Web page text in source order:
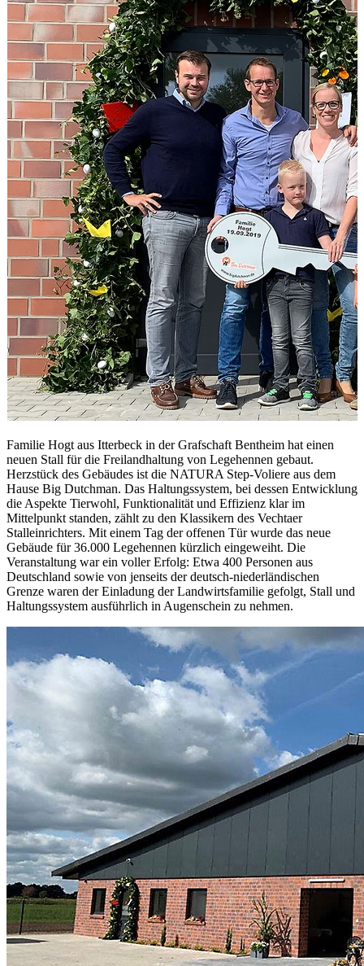
Familie Hogt aus Itterbeck in der Grafschaft Bentheim hat einen
neuen Stall für die Freilandhaltung von Legehennen gebaut.
Herzstück des Gebäudes ist die NATURA Step-Voliere aus dem
Hause Big Dutchman. Das Haltungssystem, bei dessen Entwicklung
die Aspekte Tierwohl, Funktionalität und Effizienz klar im
Mittelpunkt standen, zählt zu den Klassikern des Vechtaer
Stalleinrichters. Mit einem Tag der offenen Tür wurde das neue
Gebäude für 36.000 Legehennen kürzlich eingeweiht. Die
Veranstaltung war ein voller Erfolg: Etwa 400 Personen aus
Deutschland sowie von jenseits der deutsch-niederländischen
Grenze waren der Einladung der Landwirtsfamilie gefolgt, Stall und
Haltungssystem ausführlich in Augenschein zu nehmen.